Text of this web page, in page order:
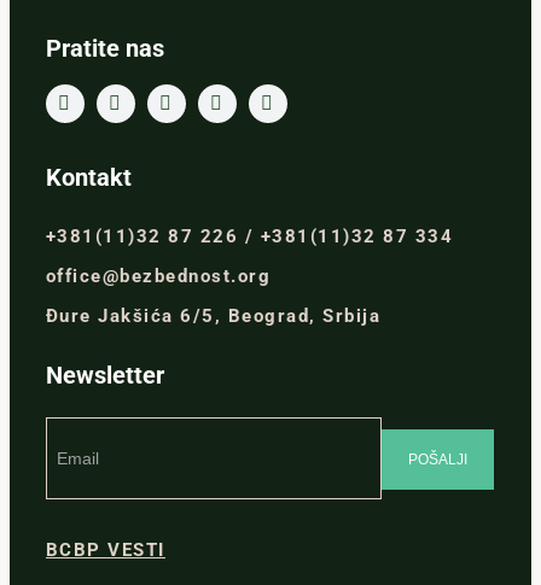
Pratite nas
Kontakt
+381(11)32 87 226 / +381(11)32 87 334
office@bezbednost.org
Đure Jakšića 6/5, Beograd, Srbija
Newsletter
BCBP VESTI